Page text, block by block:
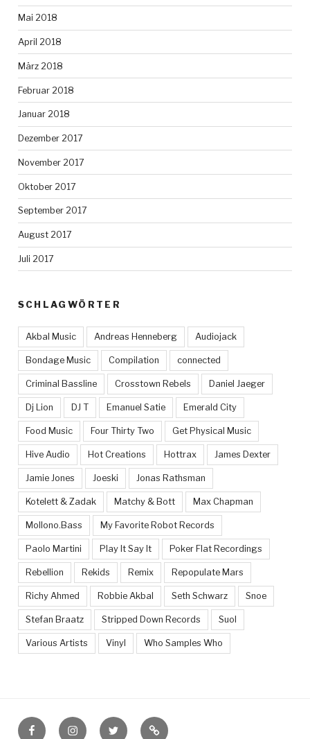
Mai 2018
April 2018
März 2018
Februar 2018
Januar 2018
Dezember 2017
November 2017
Oktober 2017
September 2017
August 2017
Juli 2017
SCHLAGWÖRTER
Akbal Music Andreas Henneberg Audiojack
Bondage Music Compilation connected
Criminal Bassline Crosstown Rebels Daniel Jaeger
Dj Lion DJ T Emanuel Satie Emerald City
Food Music Four Thirty Two Get Physical Music
Hive Audio Hot Creations Hottrax James Dexter
Jamie Jones Joeski Jonas Rathsman
Kotelett & Zadak Matchy & Bott Max Chapman
Mollono.Bass My Favorite Robot Records
Paolo Martini Play It Say It Poker Flat Recordings
Rebellion Rekids Remix Repopulate Mars
Richy Ahmed Robbie Akbal Seth Schwarz Snoe
Stefan Braatz Stripped Down Records Suol
Various Artists Vinyl Who Samples Who
FacebookInstagramTwitter Feed